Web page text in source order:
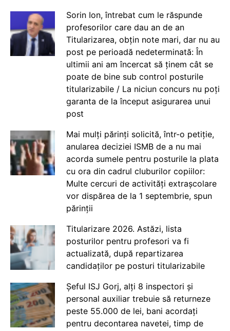
Sorin Ion, întrebat cum le răspunde
profesorilor care dau an de an
Titularizarea, obțin note mari, dar nu au
post pe perioadă nedeterminată: În
ultimii ani am încercat să ținem cât se
poate de bine sub control posturile
titularizabile / La niciun concurs nu poți
garanta de la început asigurarea unui
post
Mai mulți părinți solicită, într-o petiție,
anularea deciziei ISMB de a nu mai
acorda sumele pentru posturile la plata
cu ora din cadrul cluburilor copiilor:
Multe cercuri de activități extrașcolare
vor dispărea de la 1 septembrie, spun
părinții
Titularizare 2026. Astăzi, lista
posturilor pentru profesori va fi
actualizată, după repartizarea
candidaților pe posturi titularizabile
Șeful ISJ Gorj, alți 8 inspectori și
personal auxiliar trebuie să returneze
peste 55.000 de lei, bani acordați
pentru decontarea navetei, timp de